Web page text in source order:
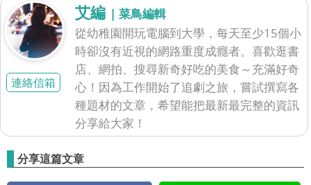
連絡信箱
艾編 | 菜鳥編輯
從幼稚園開玩電腦到大學，每天至少15個小
時卻沒有近視的網路重度成癮者。喜歡逛書
店、網拍、搜尋新奇好吃的美食～充滿好奇
心！因為工作開始了追劇之旅，嘗試撰寫各
種題材的文章，希望能把最新最完整的資訊
分享給大家！
分享這篇文章